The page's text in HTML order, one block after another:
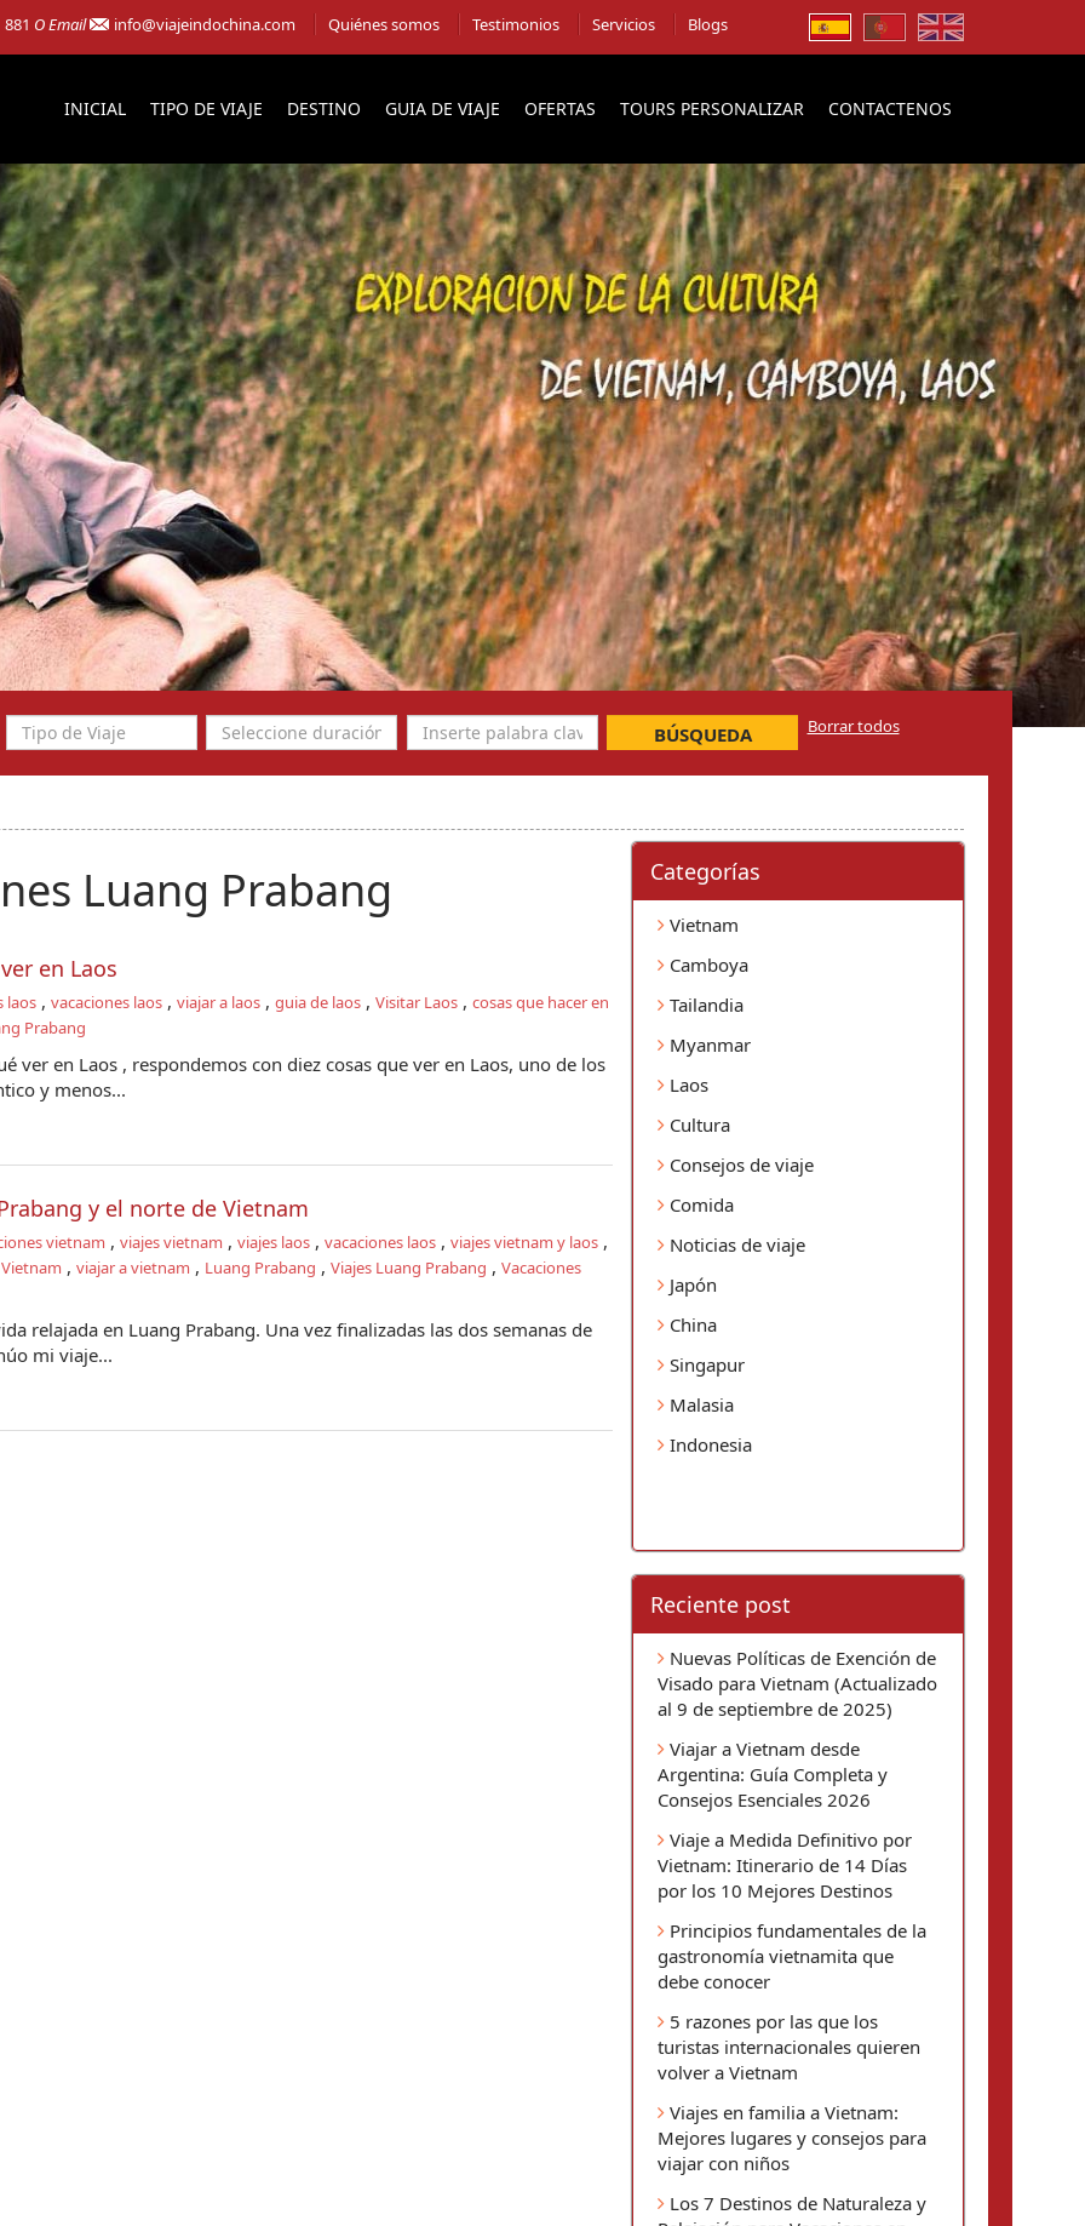
O Email info@viajeindochina.com Quiénes somos Testimonios Servicios Blogs
INICIAL TIPO DE VIAJE DESTINO GUIA DE VIAJE OFERTAS TOURS PERSONALIZAR CONTACTENOS
BÚSQUEDA Borrar todos
Luang Prabang
en Laos
laos, vacaciones laos, viajar a laos, guia de laos, Visitar Laos, cosas que hacer en
Prabang
ver en Laos , respondemos con diez cosas que ver en Laos, uno de los
y menos...
y el norte de Vietnam
vietnam , viajes vietnam , viajes laos, vacaciones laos, viajes vietnam y laos,
, viajar a vietnam , Luang Prabang , Viajes Luang Prabang , Vacaciones
relajada en Luang Prabang. Una vez finalizadas las dos semanas de
mi viaje...
Categorí­as
Vietnam
Camboya
Tailandia
Myanmar
Laos
Cultura
Consejos de viaje
Comida
Noticias de viaje
Japón
China
Singapur
Malasia
Indonesia
Reciente post
Nuevas Políticas de Exención de
Visado para Vietnam (Actualizado
al 9 de septiembre de 2025)
Viajar a Vietnam desde
Argentina: Guía Completa y
Consejos Esenciales 2026
Viaje a Medida Definitivo por
Vietnam: Itinerario de 14 Días
por los 10 Mejores Destinos
Principios fundamentales de la
gastronomía vietnamita que
debe conocer
5 razones por las que los
turistas internacionales quieren
volver a Vietnam
Viajes en familia a Vietnam:
Mejores lugares y consejos para
viajar con niños
Los 7 Destinos de Naturaleza y